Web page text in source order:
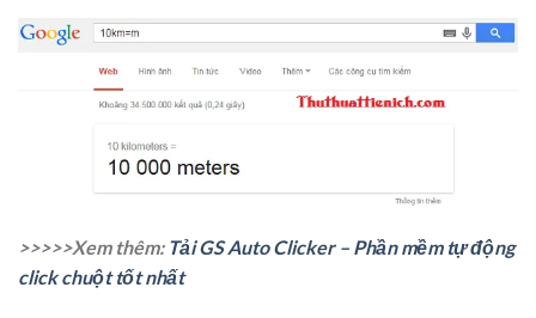
>>>>>Xem thêm: Tải GS Auto Clicker – Phần mềm tự động
click chuột tốt nhất